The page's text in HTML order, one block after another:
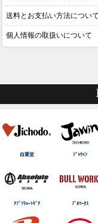
送料とお支払い方法について
個人情報の取扱いについて
自重堂 ｼﾞｬｳｨﾝ
ｱﾌﾞｿﾘｭｰﾄｷﾞｱ ﾌﾞﾙﾜｰｸｽ